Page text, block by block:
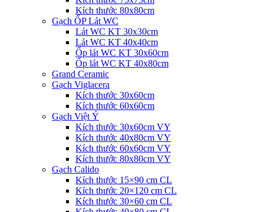
Kích thước 80x80cm
Gạch ỐP Lát WC
Lát WC KT 30x30cm
Lát WC KT 40x40cm
Ốp lát WC KT 30x60cm
Ốp lát WC KT 40x80cm
Grand Ceramic
Gạch Viglacera
Kích thước 30x60cm
Kích thước 60x60cm
Gạch Việt Ý
Kích thước 30x60cm VY
Kích thước 40x80cm VY
Kích thước 60x60cm VY
Kích thước 80x80cm VY
Gạch Calido
Kích thước 15×90 cm CL
Kích thước 20×120 cm CL
Kích thước 30×60 cm CL